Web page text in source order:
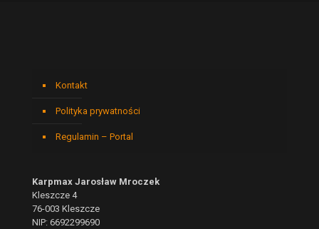
Kontakt
Polityka prywatności
Regulamin – Portal
Karpmax Jarosław Mroczek
Kleszcze 4
76-003 Kleszcze
NIP: 6692299690